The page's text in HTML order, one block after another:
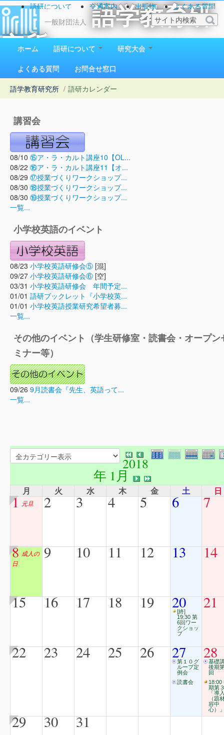
一般財団法人
語学教育研
究所
1923（大正12）年創立
語研について 交通案内 出版物
よくある質問
お問い合わせ
ホーム 語研について
研究大会
よくある質問
お問合せ窓口
語学教育研究所 / 語研カレンダー
講習会
08/10 ⑮ア・ラ・カルト講座10【OL...
08/22 ⑯ア・ラ・カルト講座11【オ...
08/29 ⑰授業づくりワークショップ...
08/30 ⑱授業づくりワークショップ...
08/30 ⑲授業づくりワークショップ...
一覧...
小学校英語のイベント
08/23 小学校英語研修会⑤ [混]
09/27 小学校英語研修会⑥ [空]
03/31 小学校英語研修会 年間予定...
01/01 語研ブックレット『小学校英...
01/01 小学校英語授業研究希望者募...
一覧...
その他のイベント（学生研修室・読書会・オープン
ミナー等）
09/26 9月読書会『先生、英語って...
一覧...
2018
年 1月
月 火 水 木 金 土 日
1 元旦 2 3 4 5 6 7
8 成人の
日
9 10 11 12 13 14
15 16 17 18 19 20
[終]
19:30 第
6回ワー
クショッ
プ
21
22 23 24 25 26 27
第１０グ
ループ定
例会
読書会
28
基礎
後期
回
18:00
期第
「導
（題
容中
心）
29 30 31